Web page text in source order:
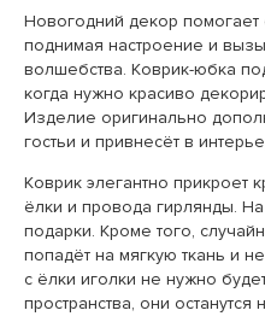
Новогодний декор помогает
поднимая настроение и
волшебства. Коврик-юбка
когда нужно красиво
Изделие оригинально
гостьи и привнесёт в
Коврик элегантно прикроет
ёлки и провода гирлянды.
подарки. Кроме того,
попадёт на мягкую ткань и
с ёлки иголки не нужно
пространства, они останутся